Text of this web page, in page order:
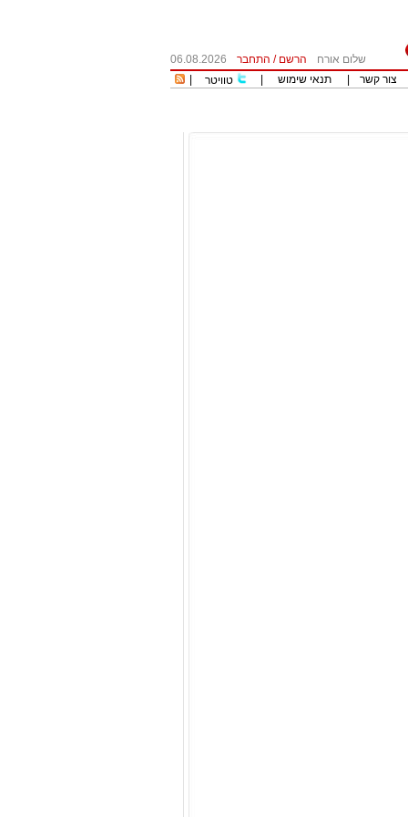
שלום אורח הרשם / התחבר
06.08.2026
צור קשר תנאי שימוש טוויטר